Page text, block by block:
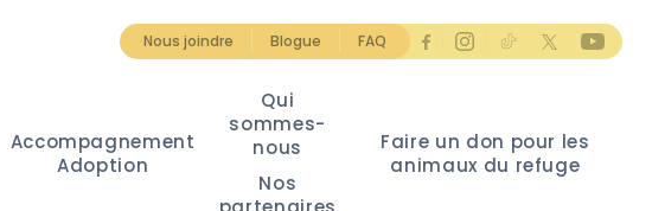
Nous joindre Blogue FAQ
Accompagnement
Adoption
Qui
sommes-
nous
Nos
Faire un don pour les
animaux du refuge